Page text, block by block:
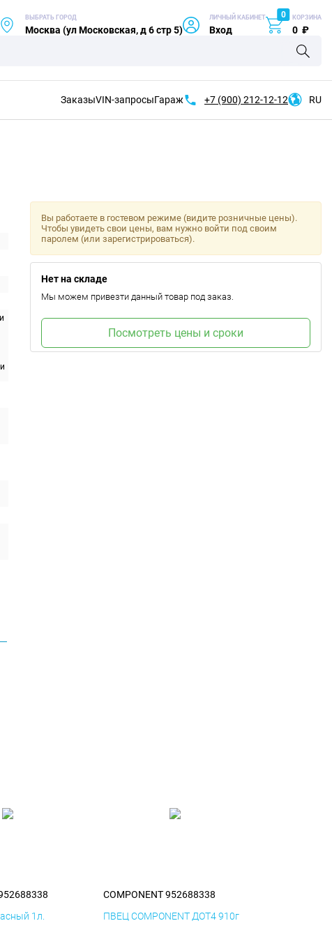
ВЫБРАТЬ ГОРОД
Москва (ул Московская, д 6 стр 5)
ЛИЧНЫЙ КАБИНЕТ
Вход
0 КОРЗИНА
0 ₽
ЗаказыVIN-запросыГараж +7 (900) 212-12-12 RU
Вы работаете в гостевом режиме (видите розничные цены).
Чтобы увидеть свои цены, вам нужно войти под своим
паролем (или зарегистрироваться).
Нет на складе
Мы можем привезти данный товар под заказ.
Посмотреть цены и сроки
1л.
COMPONENT 952688338
ПВЕЦ COMPONENT ДОТ4 910г